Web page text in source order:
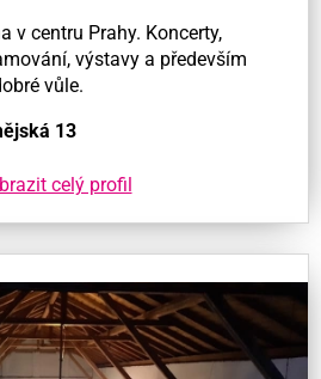
v centru Prahy. Koncerty,
výstavy a především
vůle.
13
celý profil